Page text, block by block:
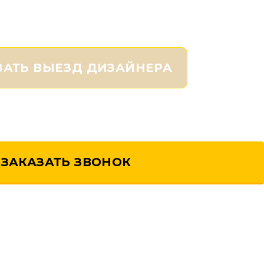
ВЫЕЗД ДИЗАЙНЕРА
ЗАКАЗАТЬ ЗВОНОК